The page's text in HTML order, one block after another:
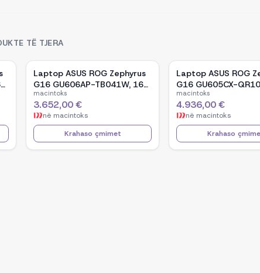
TË TJERA
Laptop ASUS ROG Zephyrus
G16 GU606AP-TB041W, 16-
inch OLED, Intel Core Ultra 9
386H, NVIDIA GeForce RTX
5070, 32GB RAM, 1TB SSD,
Windows 11 - Black
macintoks
3.652,00 €
në macintoks
Krahaso çmimet
Laptop ASUS ROG
G16 GU605CX-
inch WQXGA OLED,
Ultra 9 285H, NVIDIA
RTX 5090, 32GB
SSD, Windows 11 -
macintoks
4.936,00 €
në macintoks
Krahaso